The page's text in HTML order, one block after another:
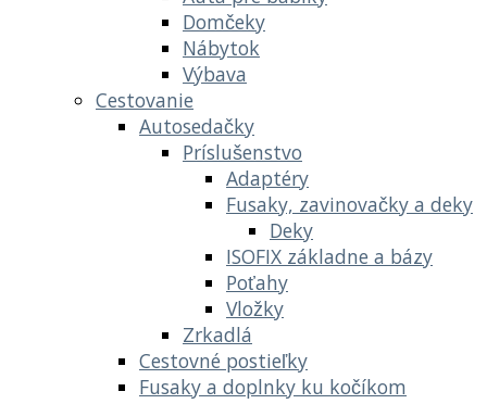
Domčeky
Nábytok
Výbava
Cestovanie
Autosedačky
Príslušenstvo
Adaptéry
Fusaky, zavinovačky a deky
Deky
ISOFIX základne a bázy
Poťahy
Vložky
Zrkadlá
Cestovné postieľky
Fusaky a doplnky ku kočíkom